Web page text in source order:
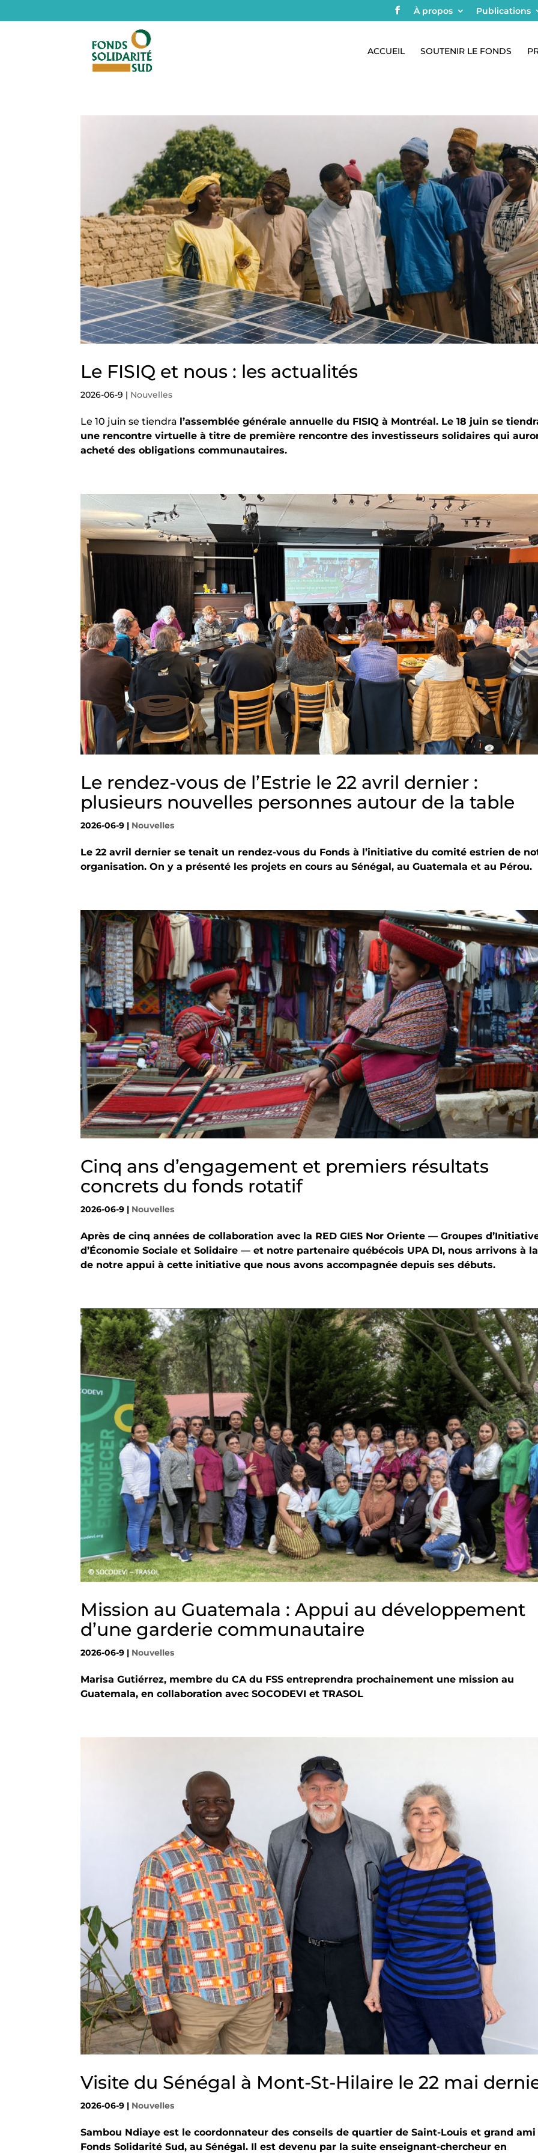
À propos Publications
ACCUEIL SOUTENIR LE FONDS
Le FISIQ et nous : les actualités
2026-06-9 | Nouvelles
Le 10 juin se tiendra l’assemblée générale annuelle du FISIQ à Montréal. Le 18 juin se
une rencontre virtuelle à titre de première rencontre des investisseurs solidaires qui
acheté des obligations communautaires.
Le rendez-vous de l’Estrie le 22 avril dernier :
plusieurs nouvelles personnes autour de la table
2026-06-9 | Nouvelles
Le 22 avril dernier se tenait un rendez-vous du Fonds à l’initiative du comité estrien de
organisation. On y a présenté les projets en cours au Sénégal, au Guatemala et au Pérou.
Cinq ans d’engagement et premiers résultats
concrets du fonds rotatif
2026-06-9 | Nouvelles
Après de cinq années de collaboration avec la RED GIES Nor Oriente — Groupes
d’Économie Sociale et Solidaire — et notre partenaire québécois UPA DI, nous arrivons à
de notre appui à cette initiative que nous avons accompagnée depuis ses débuts.
Mission au Guatemala : Appui au développement
d’une garderie communautaire
2026-06-9 | Nouvelles
Marisa Gutiérrez, membre du CA du FSS entreprendra prochainement une mission au
Guatemala, en collaboration avec SOCODEVI et TRASOL
Visite du Sénégal à Mont-St-Hilaire le 22 mai
2026-06-9 | Nouvelles
Sambou Ndiaye est le coordonnateur des conseils de quartier de Saint-Louis et grand
Fonds Solidarité Sud, au Sénégal. Il est devenu par la suite enseignant-chercheur en